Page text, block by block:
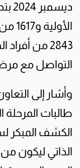
2843 من
التواصل مع
وأشار إلى
طالبات المرحلة
الكشف المبكر
الذاتي ليكون